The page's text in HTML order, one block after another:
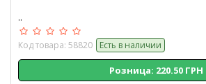
..
Код товара: 58820 Есть в наличии
Розница: 220.50 ГРН